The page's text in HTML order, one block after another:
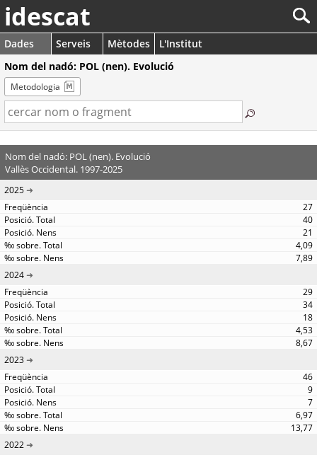
idescat
Dades Serveis Mètodes
L'Institut
Nom del nadó: POL (nen). Evolució
Metodologia
Nom del nadó: POL (nen). Evolució
Vallès Occidental. 1997-2025
2025
27
40
21
4,09
7,89
2024
29
34
18
4,53
8,67
2023
46
9
7
6,97
13,77
2022